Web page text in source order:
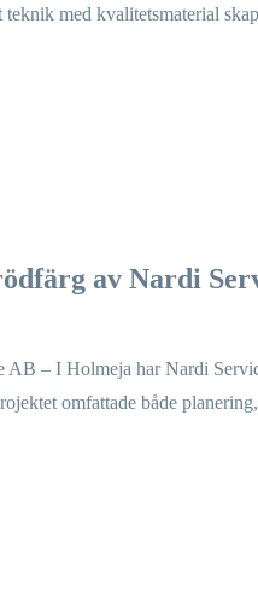
med kvalitetsmaterial
av Nardi
– I Holmeja har Nardi
omfattade både